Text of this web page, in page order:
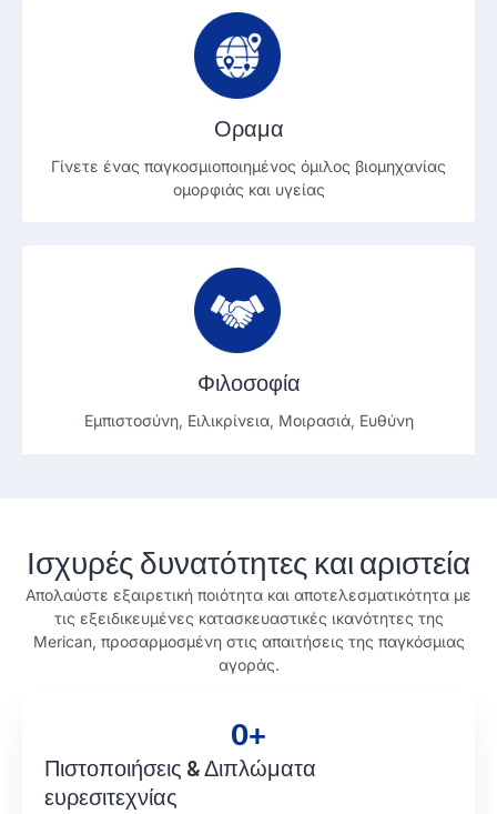
Οραμα
Γίνετε ένας παγκοσμιοποιημένος όμιλος βιομηχανίας
ομορφιάς και υγείας
Φιλοσοφία
Εμπιστοσύνη, Ειλικρίνεια, Μοιρασιά, Ευθύνη
Ισχυρές δυνατότητες και αριστεία
Απολαύστε εξαιρετική ποιότητα και αποτελεσματικότητα με
τις εξειδικευμένες κατασκευαστικές ικανότητες της
Merican, προσαρμοσμένη στις απαιτήσεις της παγκόσμιας
αγοράς.
Πιστοποιήσεις & Διπλώματα
ευρεσιτεχνίας
0+